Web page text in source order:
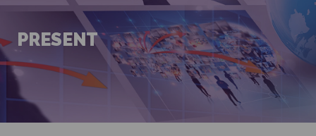
PRESENT